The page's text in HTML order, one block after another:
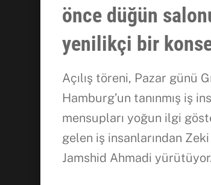
önce düğün
yenilikçi bir
Açılış töreni, Pazar günü
Hamburg’un tanınmış iş
mensupları yoğun ilgi
gelen iş insanlarından
Jamshid Ahmadi yürütüyor.